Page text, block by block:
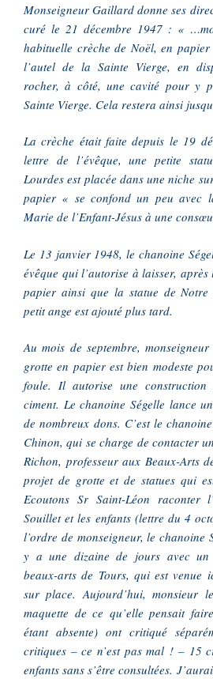
Monseigneur Gaillard donne ses
curé le 21 décembre 1947 : «
habituelle crèche de Noël, en
l’autel de la Sainte Vierge, en
rocher, à côté, une cavité pour y
Sainte Vierge. Cela restera ainsi
La crèche était faite depuis le 19
lettre de l’évêque, une petite
Lourdes est placée dans une niche
papier « se confond un peu avec
Marie de l’Enfant-Jésus à une
Le 13 janvier 1948, le chanoine
évêque qui l’autorise à laisser,
papier ainsi que la statue de Notre
petit ange est ajouté plus tard.
Au mois de septembre,
grotte en papier est bien modeste
foule. Il autorise une
ciment. Le chanoine Ségelle lance
de nombreux dons. C’est le
Chinon, qui se charge de contacter
Richon, professeur aux Beaux-Arts
projet de grotte et de statues qui
Ecoutons Sr Saint-Léon raconter
Souillet et les enfants (lettre du 4
l’ordre de monseigneur, le chanoine
y a une dizaine de jours avec un
beaux-arts de Tours, qui est venue
sur place. Aujourd’hui, monsieur
maquette de ce qu’elle pensait
étant absente) ont critiqué
critiques – ce n’est pas mal ! – 15
enfants sans s’être consultées.